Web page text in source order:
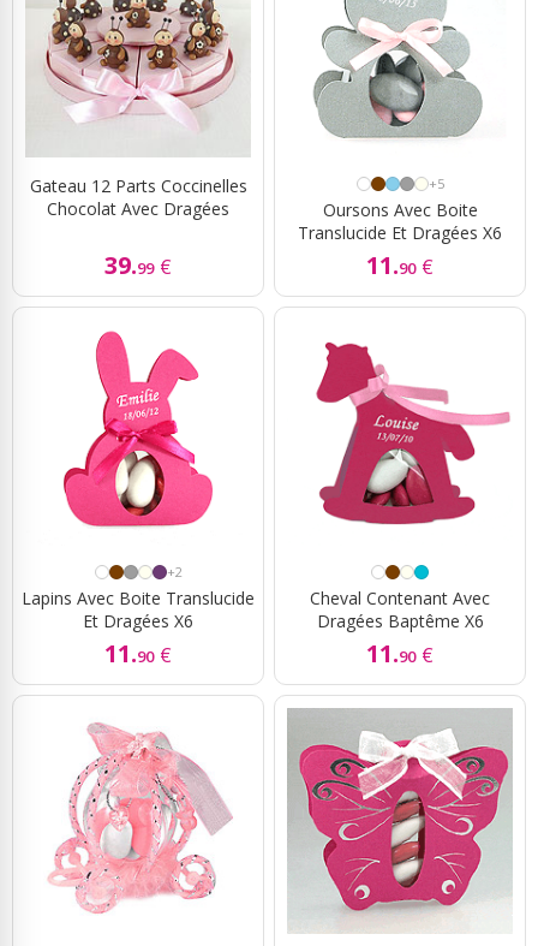
Gateau 12 Parts Coccinelles
Chocolat Avec Dragées
39.99 €
+5
Oursons Avec Boite
Translucide Et Dragées X6
11.90 €
+2
Lapins Avec Boite Translucide
Et Dragées X6
11.90 €
Cheval Contenant Avec
Dragées Baptême X6
11.90 €